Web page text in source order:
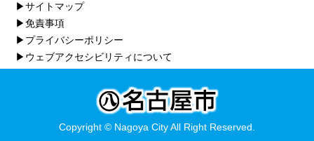
▶サイトマップ
▶免責事項
▶プライバシーポリシー
▶ウェブアクセシビリティについて
Copyright © Nagoya City All Right Reserved.